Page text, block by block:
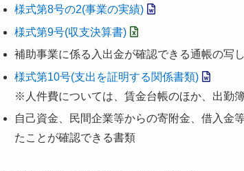
様式第8号の2(事業の実績)
様式第9号(収支決算書)
補助事業に係る入出金が確認できる通帳の写
様式第10号(支出を証明する関係書類)
※人件費については、賃金台帳のほか、出勤
自己資金、民間企業等からの寄附金、借入金
たことが確認できる書類